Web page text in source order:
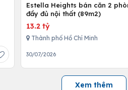
Estella Heights bán căn 2
đầy đủ nội thất (89m2)
13.2 tỷ
Thành phố Hồ Chí Minh
30/07/2026
Xem thêm